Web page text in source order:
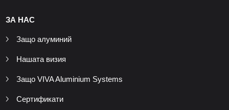
ЗА НАС
Защо алуминий
Нашата визия
Защо VIVA Aluminium Systems
Сертификати